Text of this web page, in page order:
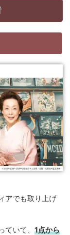
アでも取り上げ
いて、 1点から